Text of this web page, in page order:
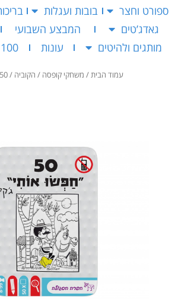
ספורט וחצר
בובות ועגלות
גאדג’טים
המבצע השבועי
מותגים ולהיטים
עונות 100 ההצעות הנבחרות
עמוד הבית/ משחקי קופסה / הקוביה / 50 – חפשו אותי